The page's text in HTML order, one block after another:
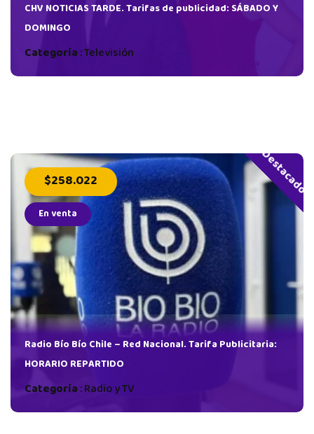
CHV NOTICIAS TARDE. Tarifas de publicidad: SÁBADO Y
DOMINGO
Categoría:Televisión
Destacado
$258.022
En venta
Radio Bío Bío Chile – Red Nacional. Tarifa Publicitaria:
HORARIO REPARTIDO
Categoría:Radio y TV